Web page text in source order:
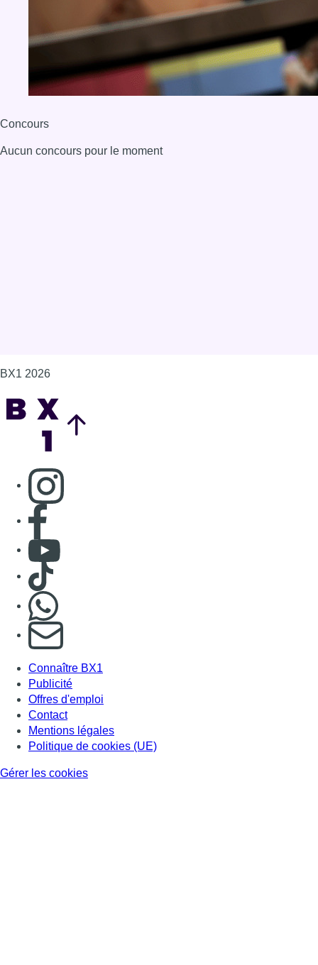
Concours
Aucun concours pour le moment
BX1 2026
Consulter page Instagram
Consulter page Facebook
Consulter Youtube
Consulter TikTok
S'abonner à notre newsletter
Connaître BX1
Publicité
Offres d'emploi
Contact
Mentions légales
Politique de cookies (UE)
Gérer les cookies